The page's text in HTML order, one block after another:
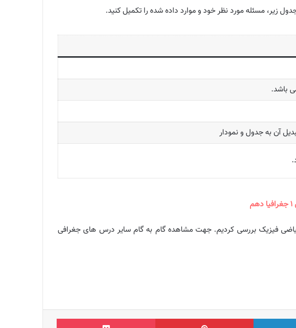
زیر، مسئلە مورد نظر خود و موارد داده شده را تکمیل کنید.
باشد.
آن به جدول و نمودار
فیزیک بررسی کردیم. جهت مشاهده گام به گام سایر درس های جغرافی
لینکدین ‫پین‌ترست پاکت